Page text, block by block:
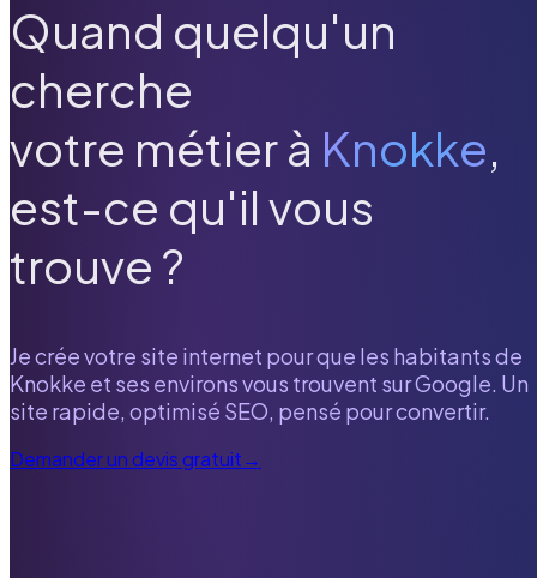
Quand quelqu'un
cherche
votre métier à Knokke,
est-ce qu'il vous
trouve ?
Je crée votre site internet pour que les habitants de
Knokke et ses environs vous trouvent sur Google. Un
site rapide, optimisé SEO, pensé pour convertir.
Demander un devis gratuit→